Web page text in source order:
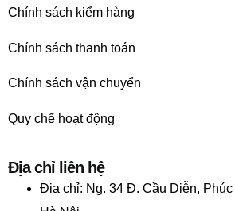
Chính sách kiểm hàng
Chính sách thanh toán
Chính sách vận chuyển
Quy chế hoạt động
Địa chỉ liên hệ
Địa chỉ: Ng. 34 Đ. Cầu Diễn,